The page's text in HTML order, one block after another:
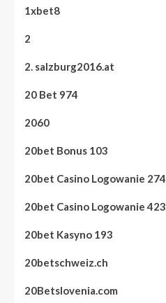
1xbet8
2
2. salzburg2016.at
20 Bet 974
2060
20bet Bonus 103
20bet Casino Logowanie 274
20bet Casino Logowanie 423
20bet Kasyno 193
20betschweiz.ch
20Betslovenia.com